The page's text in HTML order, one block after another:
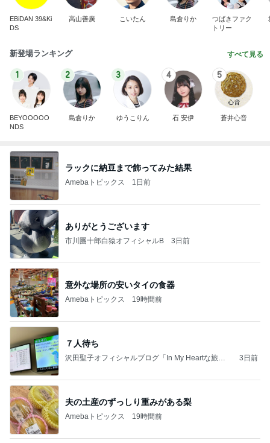
EBiDAN 39&Ki
DS
高山善廣 こいたん 島倉りか
つばきファク
トリー
新登場ランキング すべて見る
1
BEYOOOOO
NDS
2
島倉りか
3
ゆうこりん
4
石 安伊
5
蒼井心音
ラックに納豆まで飾ってみた結果
Amebaトピックス 1日前
ありがとうございます
市川團十郎白猿オフィシャルB 3日前
意外な場所の安いタイの食器
Amebaトピックス 19時間前
７人待ち
沢田聖子オフィシャルブログ「In My Heartな旅日
3日前
夫の土産のずっしり重みがある梨
Amebaトピックス 19時間前